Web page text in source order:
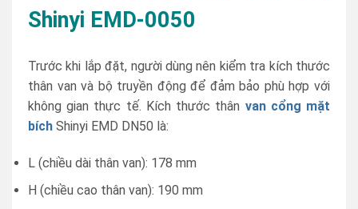
Shinyi EMD-0050
Trước khi lắp đặt, người dùng nên kiểm tra kích thước
thân van và bộ truyền động để đảm bảo phù hợp với
không gian thực tế. Kích thước thân van cổng mặt
bích Shinyi EMD DN50 là:
L (chiều dài thân van): 178 mm
H (chiều cao thân van): 190 mm